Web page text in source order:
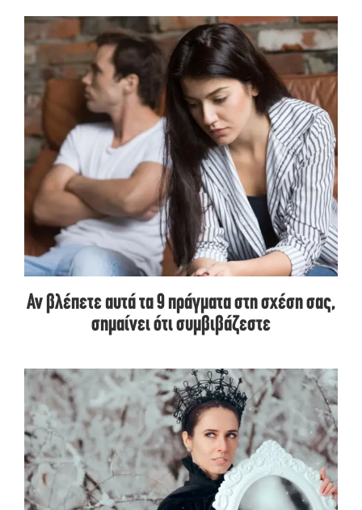
Αν βλέπετε αυτά τα 9 πράγματα στη σχέση σας,
σημαίνει ότι συμβιβάζεστε